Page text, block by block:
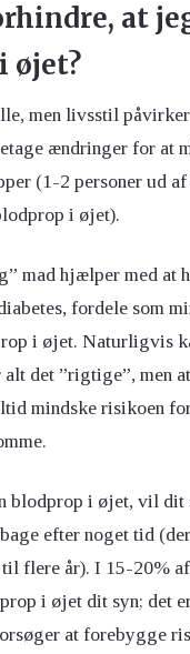
at
øjet?
men livsstil
ændringer for at
(1-2 personer ud
i øjet).
mad hjælper med at
fordele som
i øjet. Naturligvis
alt det ”rigtige”, men
mindske risikoen
blodprop i øjet, vil dit
efter noget tid
til flere år). I 15-20%
i øjet dit syn; det
at forebygge